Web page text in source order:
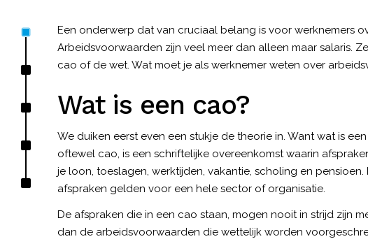
Een onderwerp dat van cruciaal belang is voor werknemers
Arbeidsvoorwaarden zijn veel meer dan alleen maar salaris.
cao of de wet. Wat moet je als werknemer weten over
Wat is een cao?
We duiken eerst even een stukje de theorie in. Want wat is
oftewel cao, is een schriftelijke overeenkomst waarin
je loon, toeslagen, werktijden, vakantie, scholing en
afspraken gelden voor een hele sector of organisatie.
De afspraken die in een cao staan, mogen nooit in strijd zijn
dan de arbeidsvoorwaarden die wettelijk worden